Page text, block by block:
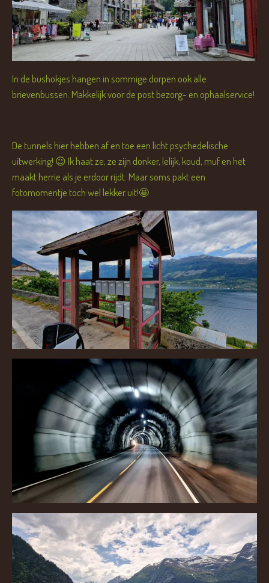
In de bushokjes hangen in sommige dorpen ook alle
brievenbussen. Makkelijk voor de post bezorg- en ophaalservice!
De tunnels hier hebben af en toe een licht psychedelische
uitwerking! 😉 Ik haat ze, ze zijn donker, lelijk, koud, muf en het
maakt herrie als je erdoor rijdt. Maar soms pakt een
fotomomentje toch wel lekker uit!🤩